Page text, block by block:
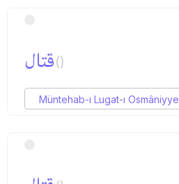
قتال()
Müntehab-ı Lugat-ı Osmâniyye